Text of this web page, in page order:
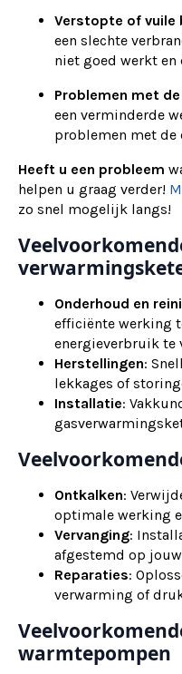
Verstopte of vuile
een slechte
niet goed werkt en
Problemen met
een verminderde
problemen met de
Heeft u een probleem
helpen u graag verder!
zo snel mogelijk langs!
Onderhoud en
efficiënte werking
energieverbruik te
Herstellingen:
lekkages of
Installatie:
Ontkalken:
optimale werking
Vervanging:
afgestemd op
Reparaties:
verwarming of
warmtepompen